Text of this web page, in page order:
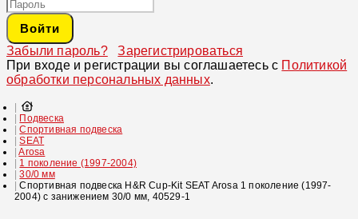
Войти
Забыли пароль?
Зарегистрироваться
При входе и регистрации вы соглашаетесь с Политикой
обработки персональных данных.
Подвеска
Спортивная подвеска
SEAT
Arosa
1 поколение (1997-2004)
30/0 мм
Спортивная подвеска H&R Cup-Kit SEAT Arosa 1 поколение (1997-
2004) с занижением 30/0 мм, 40529-1